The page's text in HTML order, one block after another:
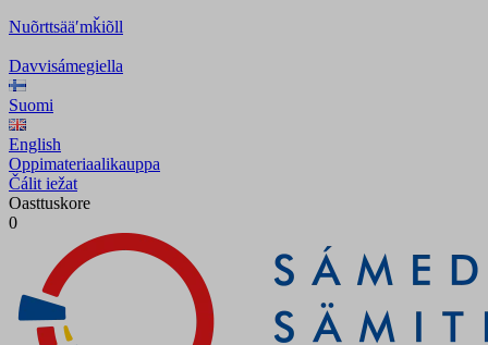
Nuõrttsääʹmǩiõll
Davvisámegiella
Suomi
English
Oppimateriaalikauppa
Čálit iežat
Oasttuskore
0